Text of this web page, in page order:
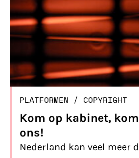
PLATFORMEN / COPYRIGHT
Kom op kabinet,
ons!
Nederland kan veel meer